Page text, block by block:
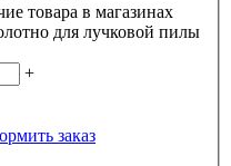
товара в магазинах
для лучковой пилы
+
заказ